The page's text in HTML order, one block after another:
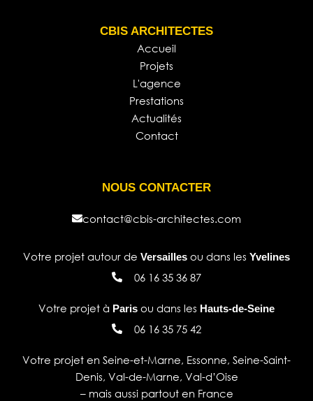
CBIS ARCHITECTES
Accueil
Projets
L'agence
Prestations
Actualités
Contact
NOUS CONTACTER
contact@cbis-architectes.com
Votre projet autour de Versailles ou dans les Yvelines
06 16 35 36 87
Votre projet à Paris ou dans les Hauts-de-Seine
06 16 35 75 42
Votre projet en Seine-et-Marne, Essonne, Seine-Saint-
Denis, Val-de-Marne, Val-d’Oise
– mais aussi partout en France